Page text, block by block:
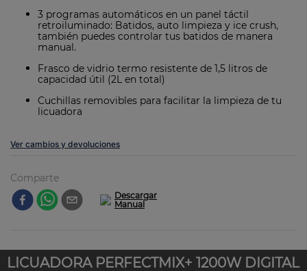
3 programas automáticos en un panel táctil
retroiluminado: Batidos, auto limpieza y ice crush,
también puedes controlar tus batidos de manera
manual.
Frasco de vidrio termo resistente de 1,5 litros de
capacidad útil (2L en total)
Cuchillas removibles para facilitar la limpieza de tu
licuadora
Ver cambios y devoluciones
Comparte
LICUADORA PERFECTMIX+ 1200W DIGITAL